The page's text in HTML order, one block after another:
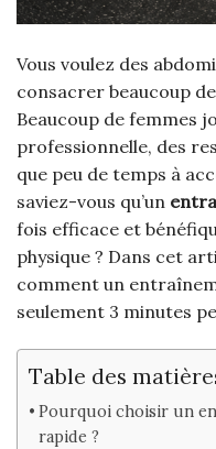
Vous voulez des
consacrer beaucoup de
Beaucoup de femmes
professionnelle, des
que peu de temps à
saviez-vous qu’un
fois efficace et
physique ? Dans cet
comment un
seulement 3 minutes
Table des
Pourquoi choisir un
rapide ?